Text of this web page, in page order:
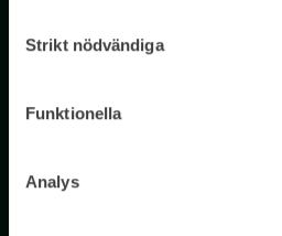
Strikt nödvändiga
Funktionella
Analys